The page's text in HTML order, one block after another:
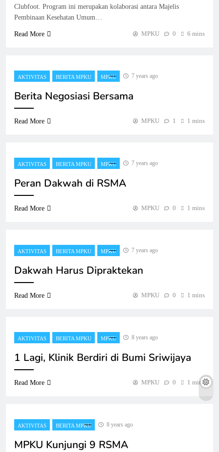
Clubfoot. Program ini merupakan kolaborasi antara Majelis
Pembinaan Kesehatan Umum…
Read More MPKU 0 6 mins
AKTIVITAS BERITA MPKU MPKU 7 years ago
Berita Negosiasi Bersama
Read More MPKU 1 1 mins
AKTIVITAS BERITA MPKU MPKU 7 years ago
Peran Dakwah di RSMA
Read More MPKU 0 1 mins
AKTIVITAS BERITA MPKU MPKU 7 years ago
Dakwah Harus Dipraktekan
Read More MPKU 0 1 mins
AKTIVITAS BERITA MPKU MPKU 8 years ago
1 Lagi, Klinik Berdiri di Bumi Sriwijaya
Read More MPKU 0 1 mins
AKTIVITAS BERITA MPKU 8 years ago
MPKU Kunjungi 9 RSMA